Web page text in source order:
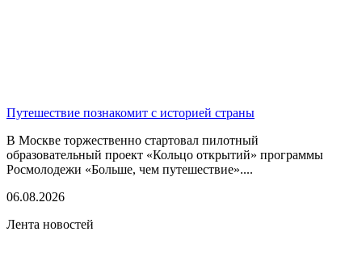
Путешествие познакомит с историей страны
В Москве торжественно стартовал пилотный
образовательный проект «Кольцо открытий» программы
Росмолодежи «Больше, чем путешествие»....
06.08.2026
Лента новостей